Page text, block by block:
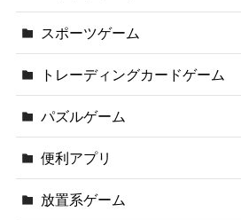
スポーツゲーム
トレーディングカードゲーム
パズルゲーム
便利アプリ
放置系ゲーム